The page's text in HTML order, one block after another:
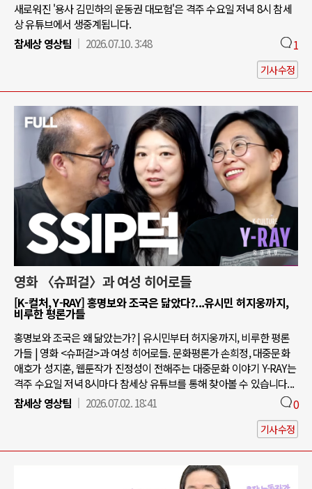
새로워진 '용사 김민하의 운동권 대모험'은 격주 수요일 저녁 8시 참세
상 유튜브에서 생중계됩니다.
참세상 영상팀
2026.07.10. 3:48 1
기사수정
영화 〈슈퍼걸〉과 여성 히어로들
[K-컬처, Y-RAY] 홍명보와 조국은 닮았다?...유시민 허지웅까지,
비루한 평론가들
홍명보와 조국은 왜 닮았는가? | 유시민부터 허지웅까지, 비루한 평론
가들 | 영화 <슈퍼걸>과 여성 히어로들. 문화평론가 손희정, 대중문화
애호가 성지훈, 웹툰작가 진정성이 전해주는 대중문화 이야기 Y-RAY는
격주 수요일 저녁 8시마다 참세상 유튜브를 통해 찾아볼 수 있습니다...
참세상 영상팀
2026.07.02. 18:41 0
기사수정